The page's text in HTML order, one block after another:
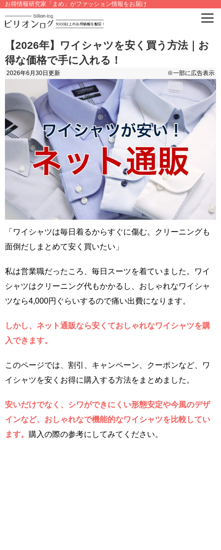
お得情報研究家「まめ」がファッション情報をお届け
【2026年】ワイシャツを安く買う方法｜お
得な価格で手に入れる！
2026年6月30日 更新 ※一部に広告表示
「ワイシャツは毎日着るからすぐに傷む。クリーニングも
面倒だしまとめて安く買いたい」
私は営業職だったころ、毎日スーツを着ていました。ワイ
シャツはクリーニング代もかかるし、おしゃれなワイシャ
ツなら4,000円ぐらいするので痛い出費になります。
しかし、ネット通販なら安くておしゃれなワイシャツを購
入できます。
このページでは、割引、キャンペーン、クーポンなど、ワ
イシャツを安くお得に購入する方法をまとめました。
安いだけでなく、シワができにくい形態安定や今風のデザ
インなど、おしゃれなで機能的なワイシャツを比較してい
ます。 購入の際の参考にしてみてください。